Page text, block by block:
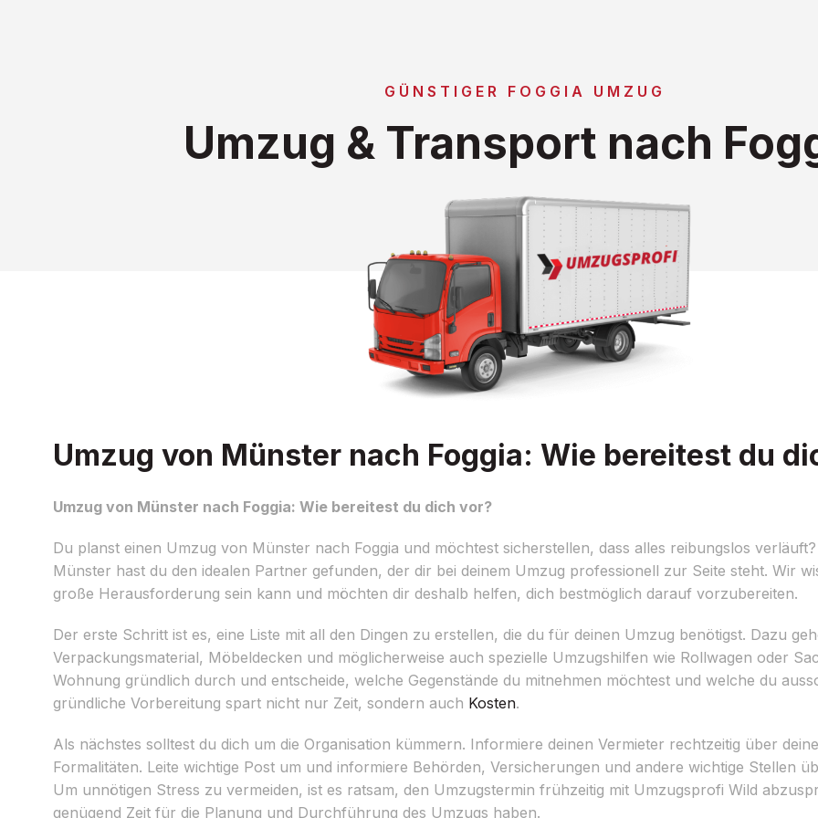
GÜNSTIGER FOGGIA UMZUG
Umzug & Transport nach
Umzug von Münster nach Foggia: Wie bereitest du
Umzug von Münster nach Foggia: Wie bereitest du dich vor?
Du planst einen Umzug von Münster nach Foggia und möchtest sicherstellen, dass alles reibungslos
Münster hast du den idealen Partner gefunden, der dir bei deinem Umzug professionell zur Seite steht. Wir
große Herausforderung sein kann und möchten dir deshalb helfen, dich bestmöglich darauf vorzubereiten.
Der erste Schritt ist es, eine Liste mit all den Dingen zu erstellen, die du für deinen Umzug benötigst. Dazu
Verpackungsmaterial, Möbeldecken und möglicherweise auch spezielle Umzugshilfen wie Rollwagen oder
Wohnung gründlich durch und entscheide, welche Gegenstände du mitnehmen möchtest und welche du
gründliche Vorbereitung spart nicht nur Zeit, sondern auch Kosten.
Als nächstes solltest du dich um die Organisation kümmern. Informiere deinen Vermieter rechtzeitig über
Formalitäten. Leite wichtige Post um und informiere Behörden, Versicherungen und andere wichtige Stellen
Um unnötigen Stress zu vermeiden, ist es ratsam, den Umzugstermin frühzeitig mit Umzugsprofi Wild
genügend Zeit für die Planung und Durchführung des Umzugs haben.